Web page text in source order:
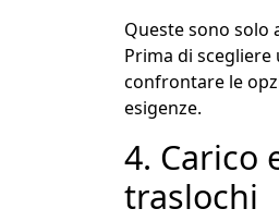
Queste sono solo
Prima di
confrontare le
esigenze.
4. Carico
traslochi